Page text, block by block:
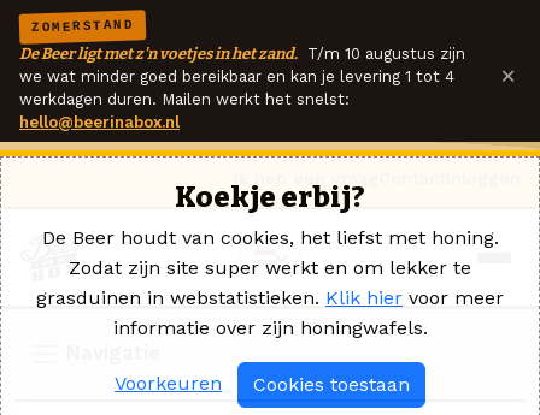
ZOMERSTAND
De Beer ligt met z'n voetjes in het zand. T/m 10 augustus zijn
we wat minder goed bereikbaar en kan je levering 1 tot 4
werkdagen duren. Mailen werkt het snelst:
hello@beerinabox.nl
×
Koekje erbij?
De Beer houdt van cookies, het liefst met honing.
Zodat zijn site super werkt en om lekker te
grasduinen in webstatistieken. Klik hier voor meer
informatie over zijn honingwafels.
Voorkeuren Cookies toestaan